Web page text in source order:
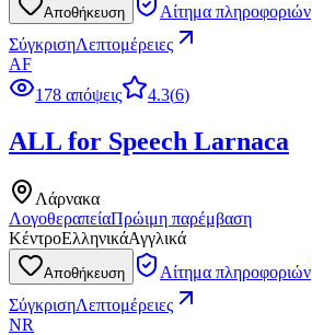
Αποθήκευση
Αίτημα πληροφοριών
ΣύγκρισηΛεπτομέρειες
AF
178 απόψεις
4.3(6)
ALL for Speech Larnaca
Λάρνακα
ΛογοθεραπείαΠρώιμη παρέμβαση
ΚέντροΕλληνικάΑγγλικά
Αποθήκευση
Αίτημα πληροφοριών
ΣύγκρισηΛεπτομέρειες
NR